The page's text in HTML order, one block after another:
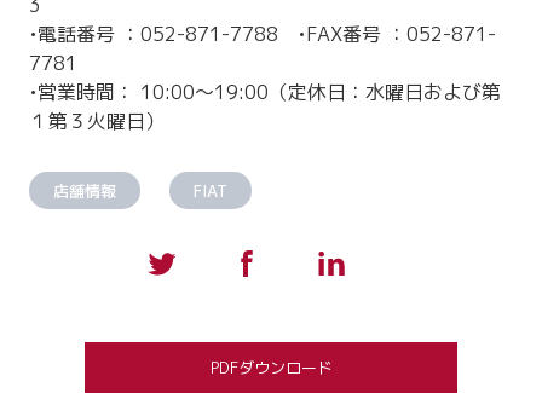
•電話番号 ：052-871-7788 •FAX番号 ：052-871-
7781
•営業時間： 10:00～19:00（定休日：水曜日および第
１第３火曜日）
店舗情報 FIAT
PDFダウンロード